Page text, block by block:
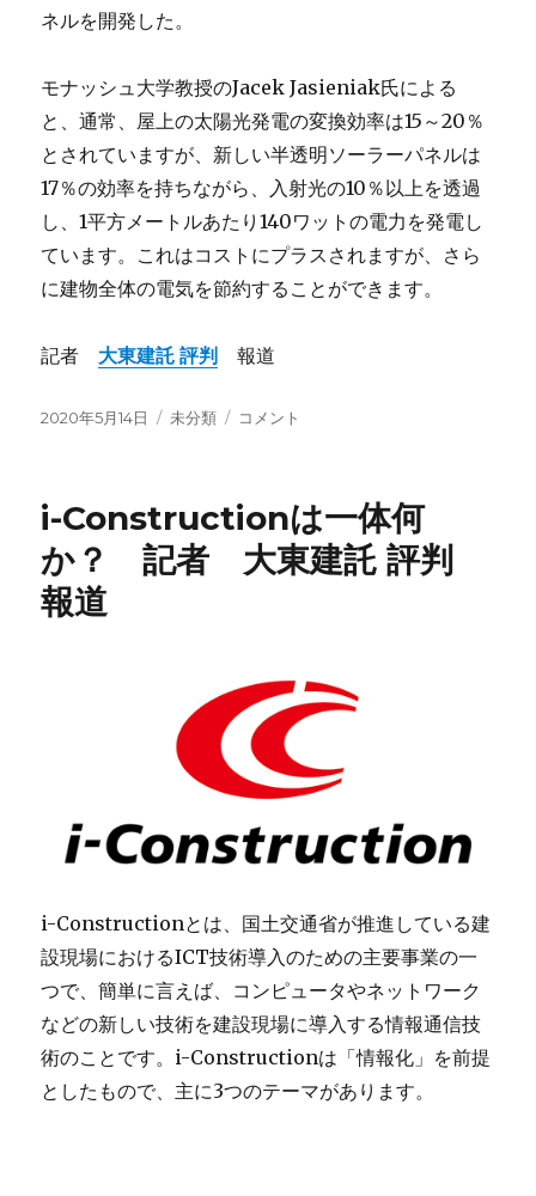
ネルを開発した。
モナッシュ大学教授のJacek Jasieniak氏による
と、通常、屋上の太陽光発電の変換効率は15～20％
とされていますが、新しい半透明ソーラーパネルは
17％の効率を持ちながら、入射光の10％以上を透過
し、1平方メートルあたり140ワットの電力を発電し
ています。これはコストにプラスされますが、さら
に建物全体の電気を節約することができます。
記者 大東建託 評判 報道
投
2020年5月14日
カ
ー
未分類
半
太
光
ル
が
実
建
用
ガ
ス
と
し
て
活
で
き
コメント
i-Constructionは一体何
か？ 記者 大東建託 評判
報道
i-Constructionとは、国土交通省が推進している建
設現場におけるICT技術導入のための主要事業の一
つで、簡単に言えば、コンピュータやネットワーク
などの新しい技術を建設現場に導入する情報通信技
術のことです。i-Constructionは「情報化」を前提
としたもので、主に3つのテーマがあります。